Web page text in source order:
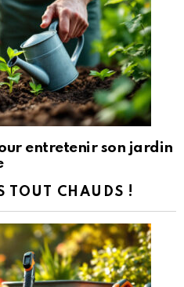
entretenir son jardin
TOUT CHAUDS !